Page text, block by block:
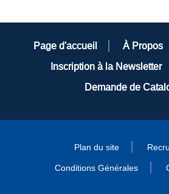
Page d'accueil À Propos
Inscription à la Newsletter
Demande de
Plan du site
Conditions Générales